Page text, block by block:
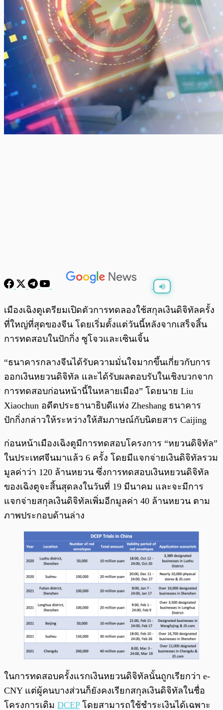
พร้อมเล่น 0:00/ 0:00
เมืองเฉิงตูเตรียมเปิดตัวการทดลองใช้สกุลเงินดิจิทัลครั้ง
ที่ใหญ่ที่สุดของจีน โดยเริ่มตั้งแต่วันนี้หลังจากเสร็จสิ้น
การทดสอบในปักกิ่ง ซูโจวและเซินเจิ้น
“ธนาคารกลางจีนได้รับความมั่นใจมากขึ้นเกี่ยวกับการ
ออกเงินหยวนดิจิทัล และได้รับผลตอบรับในเชิงบวกจาก
การทดสอบก่อนหน้านี้ในหลายเมือง” โดยนาย Liu
Xiaochun อดีตประธานาธิบดีแห่ง Zheshang ธนาคาร
ปักกิ่งกล่าวให้ระหว่างให้สัมภาษณ์กับนิตยสาร Caijing
ก่อนหน้าเมืองเฉิงตูมีการทดสอบโครงการ “หยวนดิจิทัล”
ในประเทศจีนมาแล้ว 6 ครั้ง โดยมีแจกจ่ายเงินดิจิทัลรวม
มูลค่าว่า 120 ล้านหยวน ซึ่งการทดสอบเงินหยวนดิจิทัล
ของเฉิงตูจะสิ้นสุดลงในวันที่ 19 มีนาคม และจะมีการ
แจกจ่ายสกุลเงินดิจิทัลเพิ่มอีกมูลค่า 40 ล้านหยวน ตาม
ภาพประกอบด้านล่าง
ในการทดสอบครั้งแรกเงินหยวนดิจิทัลนั้นถูกเรียกว่า e-
CNY แต่ผู้คนบางส่วนก็ยังคงเรียกสกุลเงินดิจิทัลในชื่อ
โครงการเดิม DCEPโดยสามารถใช้ชำระเงินได้เฉพาะ